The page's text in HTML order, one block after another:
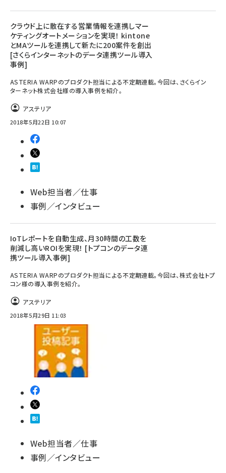
クラウド上に散在する営業情報を連携しマー
ケティングオートメーションを実現！ kintone
とMAツールを連携して新たに200案件を創出
[さくらインターネットのデータ連携ツール導入
事例]
ASTERIA WARPのプロダクト担当による不定期連載。今回は、さくらイン
ターネット株式会社様の導入事例を紹介。
アステリア
2018年5月22日 10:07
Web担当者／仕事
事例／インタビュー
IoTレポートを自動生成、月30時間の工数を
削減し高いROIを実現！ [トプコンのデータ連
携ツール導入事例]
ASTERIA WARPのプロダクト担当による不定期連載。今回は、株式会社トプ
コン様の導入事例を紹介。
アステリア
2018年5月29日 11:03
Web担当者／仕事
事例／インタビュー